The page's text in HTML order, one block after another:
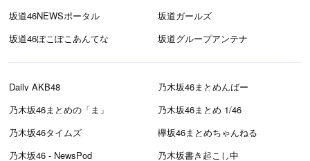
坂道46NEWSポータル
坂道ガールズ
坂道46ぽこぽこあんてな
坂道グループアンテナ
Daily AKB48
乃木坂46まとめんばー
乃木坂46まとめの「ま」
乃木坂46まとめ 1/46
乃木坂46タイムズ
欅坂46まとめちゃんねる
乃木坂46 - NewsPod
乃木坂書き起こし中